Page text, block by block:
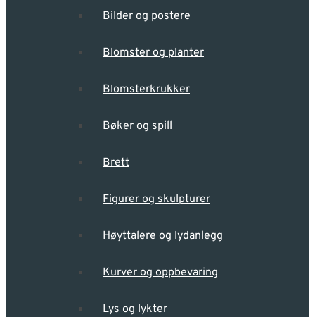
Bilder og postere
Blomster og planter
Blomsterkrukker
Bøker og spill
Brett
Figurer og skulpturer
Høyttalere og lydanlegg
Kurver og oppbevaring
Lys og lykter